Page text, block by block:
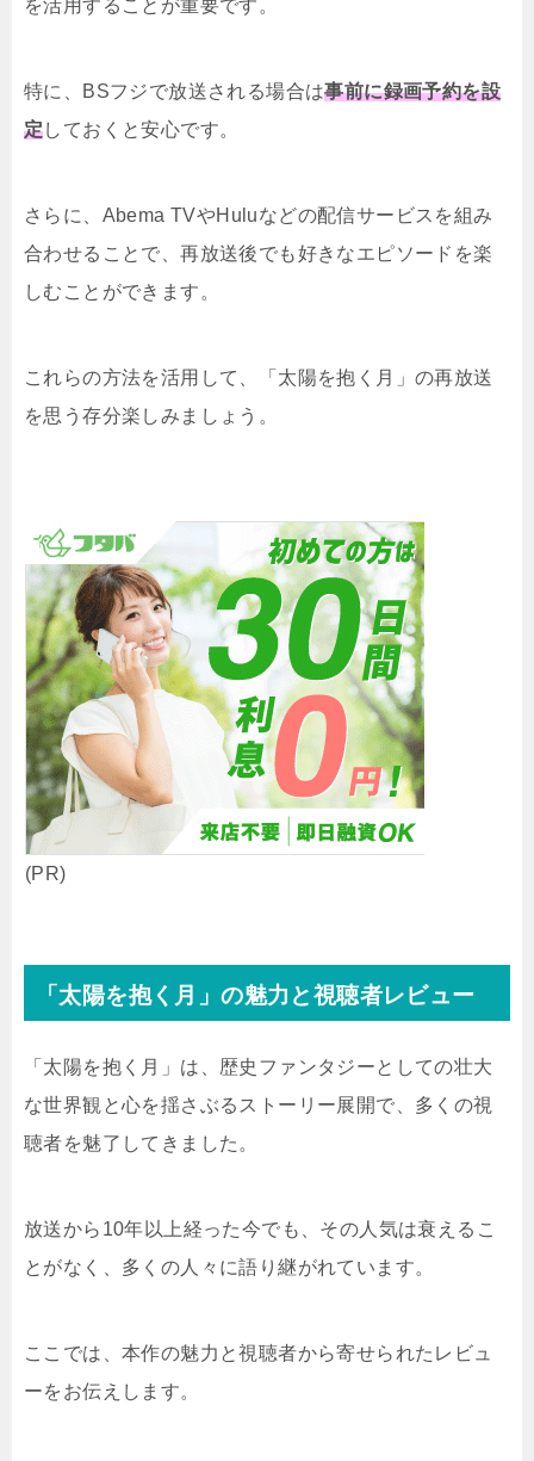
を活用することが重要です。
特に、BSフジで放送される場合は事前に録画予約を設
定しておくと安心です。
さらに、Abema TVやHuluなどの配信サービスを組み
合わせることで、再放送後でも好きなエピソードを楽
しむことができます。
これらの方法を活用して、「太陽を抱く月」の再放送
を思う存分楽しみましょう。
(PR)
「太陽を抱く月」の魅力と視聴者レビュー
「太陽を抱く月」は、歴史ファンタジーとしての壮大
な世界観と心を揺さぶるストーリー展開で、多くの視
聴者を魅了してきました。
放送から10年以上経った今でも、その人気は衰えるこ
とがなく、多くの人々に語り継がれています。
ここでは、本作の魅力と視聴者から寄せられたレビュ
ーをお伝えします。